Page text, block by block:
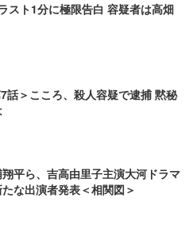
スト1分に極限告白 容疑者は高畑
＞こころ、殺人容疑で逮捕 黙秘
平ら、吉高由里子主演大河ドラマ
たな出演者発表＜相関図＞